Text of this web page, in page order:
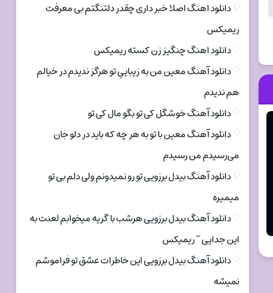
دانلود اهنگ اصلا خبر داری چقدر دلتنگتم بی معرفت
ریمیکس
دانلود اهنگ چنگیز زن کسته ریمیکس
دانلود آهنگ معین من به زیباییِ تو هرگز ندیدم در خیالم
هم ندیدم
دانلود آهنگ خوشگل کی تو بگو مال کی تو
دانلود آهنگ معین با تو به هر چه که باید در دلو جان
می‌رسیدم من رسیدم
دانلود آهنگ بیدل برزویی تو رو نمیدونم ولی دلم بی تو
میمیره
دانلود آهنگ بیدل برزویی هرشب با گریه میخوابم لعنت به
این جدایی ~ ریمیکس
دانلود آهنگ بیدل برزویی این خاطرات عشق تو فراموشم
نمیشه